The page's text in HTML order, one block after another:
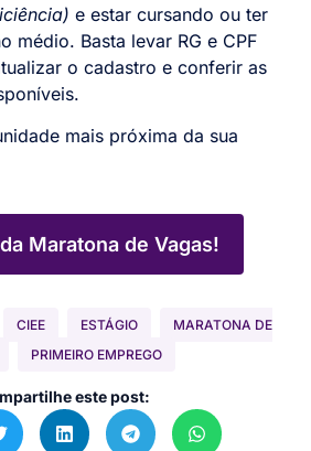
e estar cursando ou ter
médio. Basta levar RG e CPF
o cadastro e conferir as
mais próxima da sua
Maratona de Vagas!
CIEE ESTÁGIO
MARATONA DE
PRIMEIRO EMPREGO
este post: